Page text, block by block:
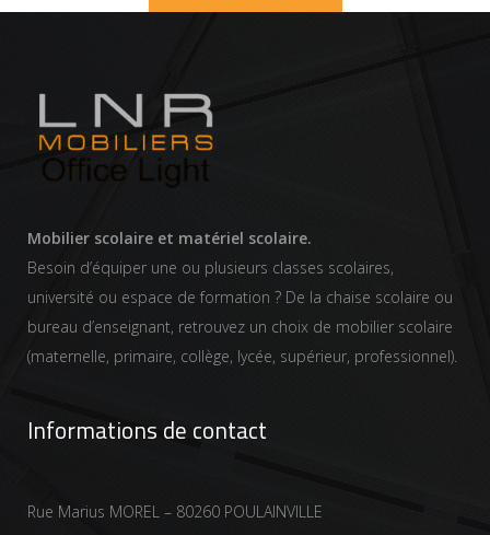
Mobilier scolaire et matériel scolaire.
Besoin d’équiper une ou plusieurs classes scolaires,
université ou espace de formation ? De la chaise scolaire ou
bureau d’enseignant, retrouvez un choix de mobilier scolaire
(maternelle, primaire, collège, lycée, supérieur, professionnel).
Informations de contact
Rue Marius MOREL – 80260 POULAINVILLE